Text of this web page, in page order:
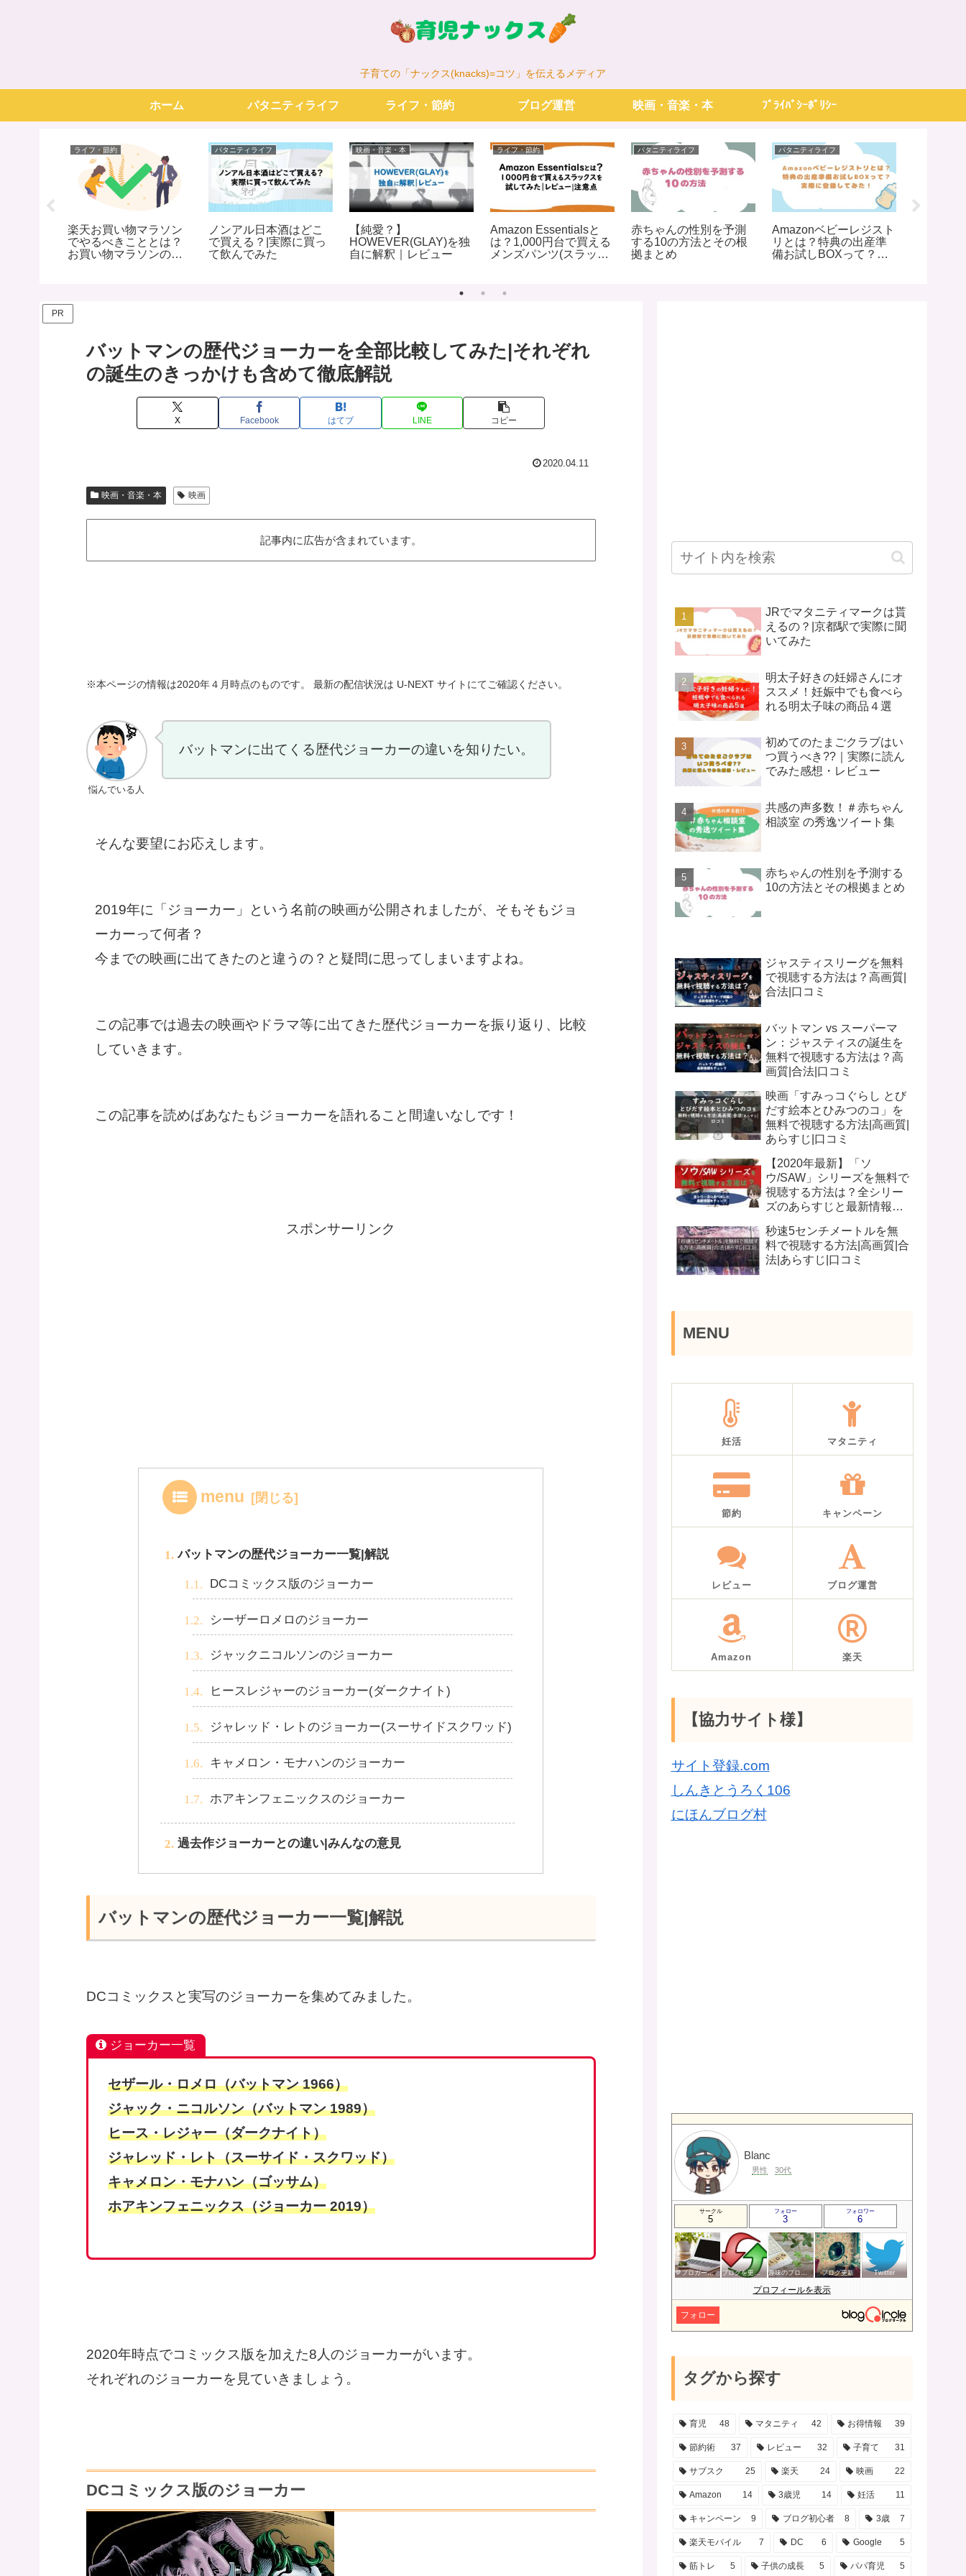
子育ての「ナックス(knacks)=コツ」を伝えるメディア
ホーム パタニティライフ ライフ・節約 ブログ運営 映画・音楽・本 ﾌﾟﾗｲﾊﾞｼｰﾎﾟﾘｼｰ
ライフ・節約
楽天お買い物マラソン
でやるべきこととは？
お買い物マラソンの事
パタニティライフ
ノンアル日本酒はどこ
で買える？|実際に買っ
て飲んでみた
映画・音楽・本
【純愛？】
HOWEVER(GLAY)を独
自に解釈｜レビュー
ライフ・節約
Amazon Essentialsと
は？1,000円台で買える
メンズパンツ(スラック
パタニティライフ
赤ちゃんの性別を予測
する10の方法とその根
拠まとめ
パタニティライフ
Amazonベビーレジスト
リとは？特典の出産準
備お試しBOXって？実
PR
バットマンの歴代ジョーカーを全部比較してみた|それぞれ
の誕生のきっかけも含めて徹底解説
X Facebook はてブ LINE コピー
2020.04.11
映画・音楽・本 映画
記事内に広告が含まれています。
※本ページの情報は2020年４月時点のものです。 最新の配信状況は U-NEXT サイトにてご確認ください。
悩んでいる人
バットマンに出てくる歴代ジョーカーの違いを知りたい。
そんな要望にお応えします。
2019年に「ジョーカー」という名前の映画が公開されましたが、そもそもジョ
ーカーって何者？
今までの映画に出てきたのと違うの？と疑問に思ってしまいますよね。
この記事では過去の映画やドラマ等に出てきた歴代ジョーカーを振り返り、比較
していきます。
この記事を読めばあなたもジョーカーを語れること間違いなしです！
スポンサーリンク
menu
バットマンの歴代ジョーカー一覧|解説
DCコミックス版のジョーカー
シーザーロメロのジョーカー
ジャックニコルソンのジョーカー
ヒースレジャーのジョーカー(ダークナイト)
ジャレッド・レトのジョーカー(スーサイドスクワッド)
キャメロン・モナハンのジョーカー
ホアキンフェニックスのジョーカー
過去作ジョーカーとの違い|みんなの意見
バットマンの歴代ジョーカー一覧|解説
DCコミックスと実写のジョーカーを集めてみました。
ジョーカー一覧
セザール・ロメロ（バットマン 1966）
ジャック・ニコルソン（バットマン 1989）
ヒース・レジャー（ダークナイト）
ジャレッド・レト（スーサイド・スクワッド）
キャメロン・モナハン（ゴッサム）
ホアキンフェニックス（ジョーカー 2019）
2020年時点でコミックス版を加えた8人のジョーカーがいます。
それぞれのジョーカーを見ていきましょう。
DCコミックス版のジョーカー
JRでマタニティマークは貰
えるの？|京都駅で実際に聞
いてみた
明太子好きの妊婦さんにオ
ススメ！妊娠中でも食べら
れる明太子味の商品４選
初めてのたまごクラブはい
つ買うべき??｜実際に読ん
でみた感想・レビュー
共感の声多数！＃赤ちゃん
相談室 の秀逸ツイート集
赤ちゃんの性別を予測する
10の方法とその根拠まとめ
ジャスティスリーグを無料
で視聴する方法は？高画質|
合法|口コミ
バットマン vs スーパーマ
ン：ジャスティスの誕生を
無料で視聴する方法は？高
画質|合法|口コミ
映画「すみっコぐらし とび
だす絵本とひみつのコ」を
無料で視聴する方法|高画質|
あらすじ|口コミ
【2020年最新】「ソ
ウ/SAW」シリーズを無料で
視聴する方法は？全シリー
ズのあらすじと最新情報を
秒速5センチメートルを無
料で視聴する方法|高画質|合
法|あらすじ|口コミ
MENU
妊活 マタニティ
節約 キャンペーン
レビュー ブログ運営
Amazon 楽天
【協力サイト様】
サイト登録.com
しんきとうろく106
にほんブログ村
Blanc
男性 30代
サークル
5
フォロー
3
フォロワー
6
💙ブロガー応援&更新報告♪💙 ブログを更新したらここで報告 趣味のブログを楽しむ会 ブログ更新 Twitter
プロフィールを表示
フォロー
タグから探す
育児 48 マタニティ 42 お得情報 39
節約術 37 レビュー 32 子育て 31
サブスク 25 楽天 24 映画 22
Amazon 14 3歳児 14 妊活 11
キャンペーン 9 ブログ初心者 8 3歳 7
楽天モバイル 7 DC 6 Google 5
筋トレ 5 子供の成長 5 パパ育児 5